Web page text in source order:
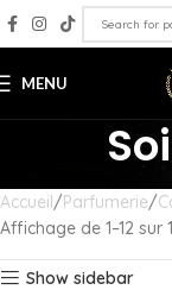
MENU
Accueil Parfumerie
Affichage de 1–12 sur
Show sidebar